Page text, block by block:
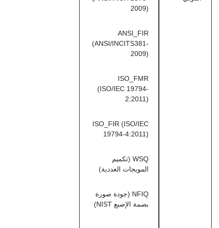
2009)
ANSI_FIR
(ANSI/INCITS381-
2009)
ISO_FMR
(ISO/IEC 19794-
2:2011)
ISO_FIR (ISO/IEC
19794-4:2011)
WSQ (تكميم
المويجات العددية)
NFIQ (جودة صورة
بصمة الإصبع NIST)